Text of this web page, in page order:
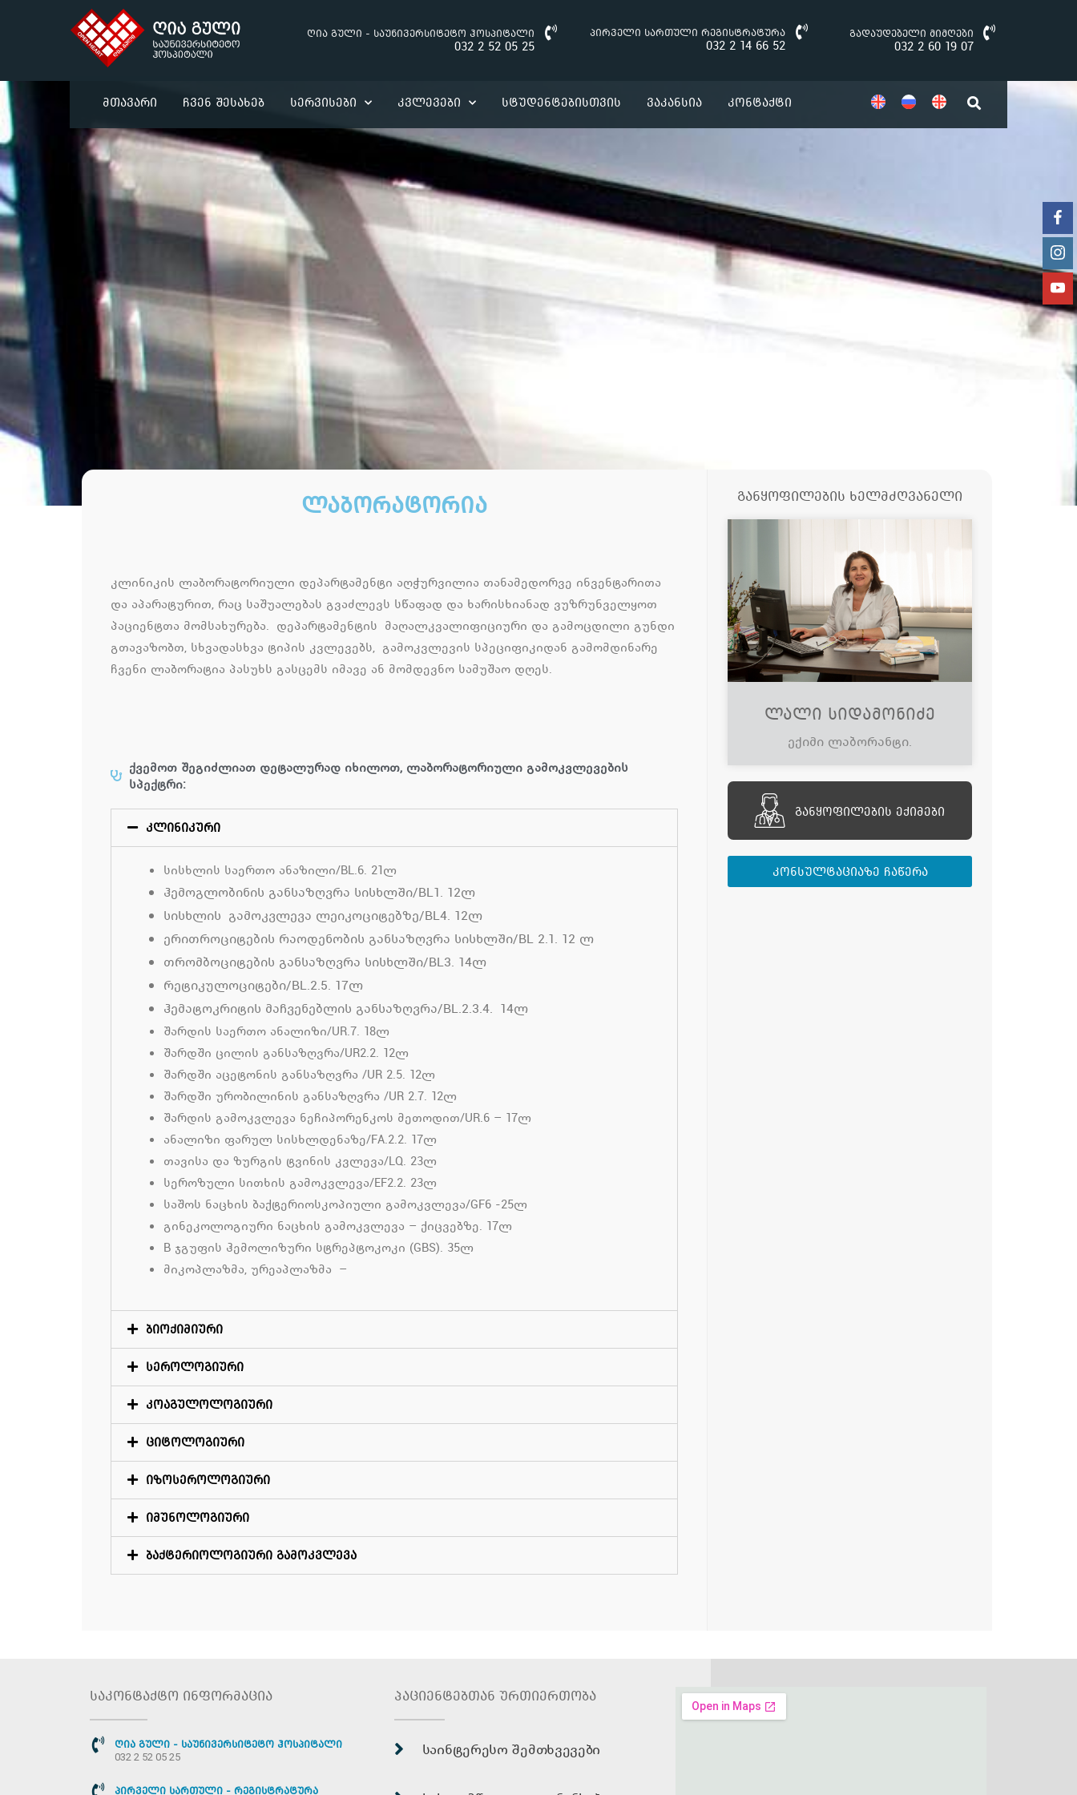
ღია გული - საუნივერსიტეტო ჰოსპიტალი
032 2 52 05 25
პირველი სართული რეგისტრატურა
032 2 14 66 52
გადაუდებელი მიმღები
032 2 60 19 07
Მთავარი Ჩვენ Შესახებ Სერვისები Კვლევები Სტუდენტებისთვის Ვაკანსია Კონტაქტი
Ლაბორატორია
კლინიკის ლაბორატორიული დეპარტამენტი აღჭურვილია თანამედორვე ინვენტარითა
და აპარატურით, რაც საშუალებას გვაძლევს სწაფად და ხარისხიანად ვუზრუნველყოთ
პაციენტთა მომსახურება. დეპარტამენტის მაღალკვალიფიციური და გამოცდილი გუნდი
გთავაზობთ, სხვადასხვა ტიპის კვლევებს, გამოკვლევის სპეციფიკიდან გამომდინარე
ჩვენი ლაბორატია პასუხს გასცემს იმავე ან მომდევნო სამუშაო დღეს.
ქვემოთ შეგიძლიათ დეტალურად იხილოთ, ლაბორატორიული გამოკვლევების
სპექტრი:
კლინიკური
სისხლის საერთო ანაზილი/BL.6. 21ლ
ჰემოგლობინის განსაზღვრა სისხლში/BL1. 12ლ
სისხლის გამოკვლევა ლეიკოციტებზე/BL4. 12ლ
ერითროციტების რაოდენობის განსაზღვრა სისხლში/BL 2.1. 12 ლ
თრომბოციტების განსაზღვრა სისხლში/BL3. 14ლ
რეტიკულოციტები/BL.2.5. 17ლ
ჰემატოკრიტის მაჩვენებლის განსაზღვრა/BL.2.3.4. 14ლ
შარდის საერთო ანალიზი/UR.7. 18ლ
შარდში ცილის განსაზღვრა/UR2.2. 12ლ
შარდში აცეტონის განსაზღვრა /UR 2.5. 12ლ
შარდში ურობილინის განსაზღვრა /UR 2.7. 12ლ
შარდის გამოკვლევა ნეჩიპორენკოს მეთოდით/UR.6 – 17ლ
ანალიზი ფარულ სისხლდენაზე/FA.2.2. 17ლ
თავისა და ზურგის ტვინის კვლევა/LQ. 23ლ
სეროზული სითხის გამოკვლევა/EF2.2. 23ლ
საშოს ნაცხის ბაქტერიოსკოპიული გამოკვლევა/GF6 -25ლ
გინეკოლოგიური ნაცხის გამოკვლევა – ქიცვებზე. 17ლ
B ჯგუფის ჰემოლიზური სტრეპტოკოკი (GBS). 35ლ
მიკოპლაზმა, ურეაპლაზმა –
ბიოქიმიური
სეროლოგიური
კოაგულოლოგიური
ციტოლოგიური
იზოსეროლოგიური
იმუნოლოგიური
ბაქტერიოლოგიური გამოკვლევა
განყოფილების ხელმძღვანელი
Ლალი Სიდამონიძე
ექიმი ლაბორანტი.
განყოფილების ექიმები
კონსულტაციაზე ჩაწერა
საკონტაქტო ინფორმაცია
ღია გული - საუნივერსიტეტო ჰოსპიტალი
032 2 52 05 25
პირველი სართული - რეგისტრატურა
პაციენტებთან ურთიერთობა
საინტერესო შემთხვევები